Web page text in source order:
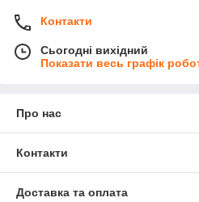
Контакти
Сьогодні вихідний
Показати весь графік
Про нас
Контакти
Доставка та оплата